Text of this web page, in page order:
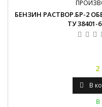
БЕНЗИН РАСТВОР.БР-2
ТУ 38401-
2
В